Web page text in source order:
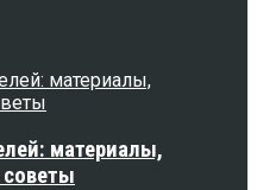
материалы,
советы